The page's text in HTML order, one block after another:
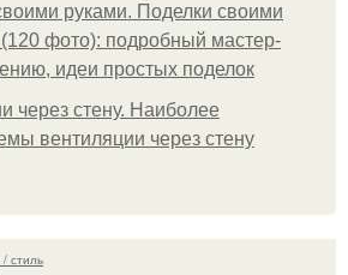
руками. Поделки своими
фото): подробный мастер-
идеи простых поделок
через стену. Наиболее
вентиляции через стену
стиль